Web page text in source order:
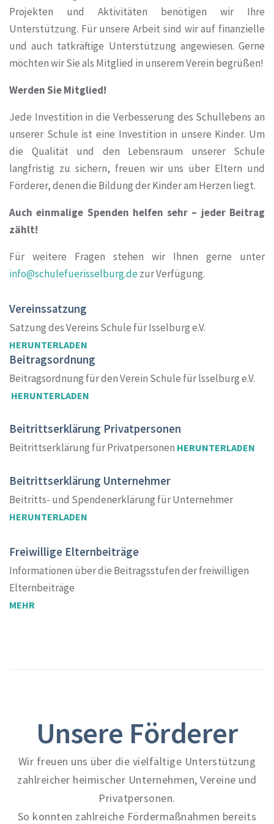
Projekten und Aktivitäten benötigen wir Ihre
Unterstützung. Für unsere Arbeit sind wir auf finanzielle
und auch tatkräftige Unterstützung angewiesen. Gerne
möchten wir Sie als Mitglied in unserem Verein begrüßen!
Werden Sie Mitglied!
Jede Investition in die Verbesserung des Schullebens an
unserer Schule ist eine Investition in unsere Kinder. Um
die Qualität und den Lebensraum unserer Schule
langfristig zu sichern, freuen wir uns über Eltern und
Förderer, denen die Bildung der Kinder am Herzen liegt.
Auch einmalige Spenden helfen sehr – jeder Beitrag
zählt!
Für weitere Fragen stehen wir Ihnen gerne unter
info@schulefuerisselburg.dezur Verfügung.
Vereinssatzung
Satzung des Vereins Schule für Isselburg e.V.
HERUNTERLADEN
Beitragsordnung
Beitragsordnung für den Verein Schule für lsselburg e.V.
HERUNTERLADEN
Beitrittserklärung Privatpersonen
Beitrittserklärung für Privatpersonen HERUNTERLADEN
Beitrittserklärung Unternehmer
Beitritts- und Spendenerklärung für Unternehmer
HERUNTERLADEN
Freiwillige Elternbeiträge
Informationen über die Beitragsstufen der freiwilligen
Elternbeiträge
MEHR
Unsere Förderer
Wir freuen uns über die vielfältige Unterstützung
zahlreicher heimischer Unternehmen, Vereine und
Privatpersonen.
So konnten zahlreiche Fördermaßnahmen bereits